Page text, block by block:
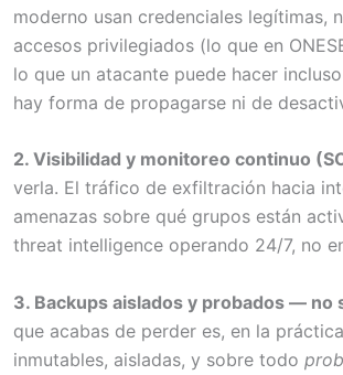
moderno usan credenciales
accesos privilegiados (lo que en
lo que un atacante puede hacer incluso
hay forma de propagarse ni de
2. Visibilidad y monitoreo continuo
verla. El tráfico de exfiltración hacia
amenazas sobre qué grupos están
threat intelligence operando 24/7, no
3. Backups aislados y probados — no
que acabas de perder es, en la
inmutables, aisladas, y sobre todo